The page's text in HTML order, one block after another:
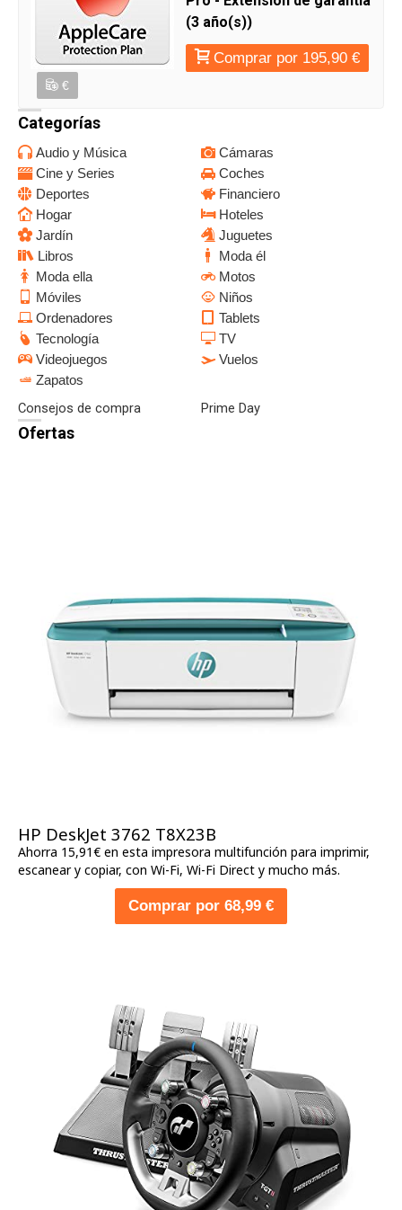
(3 año(s))
Comprar por 195,90 €
€
Categorías
Audio y Música
Cámaras
Cine y Series
Coches
Deportes
Financiero
Hogar
Hoteles
Jardín
Juguetes
Libros
Moda él
Moda ella
Motos
Móviles
Niños
Ordenadores
Tablets
Tecnología
TV
Videojuegos
Vuelos
Zapatos
Consejos de compra Prime Day
Ofertas
HP DeskJet 3762 T8X23B
Ahorra 15,91€ en esta impresora multifunción para imprimir,
escanear y copiar, con Wi-Fi, Wi-Fi Direct y mucho más.
Comprar por 68,99 €